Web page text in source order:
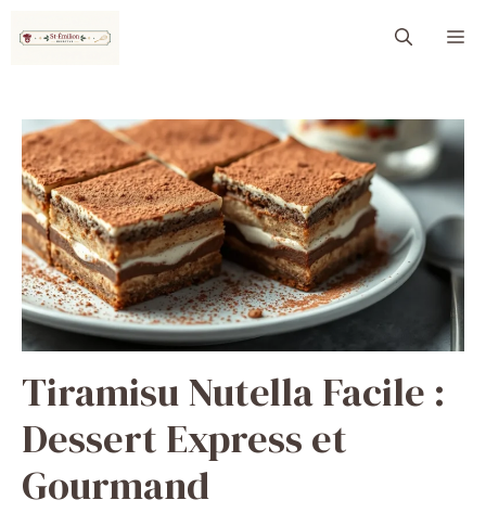
Tiramisu Nutella Facile :
Dessert Express et
Gourmand